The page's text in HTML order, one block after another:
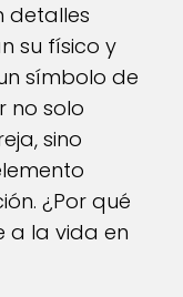
detalles
su físico y
símbolo de
no solo
sino
¿Por qué
a la vida en